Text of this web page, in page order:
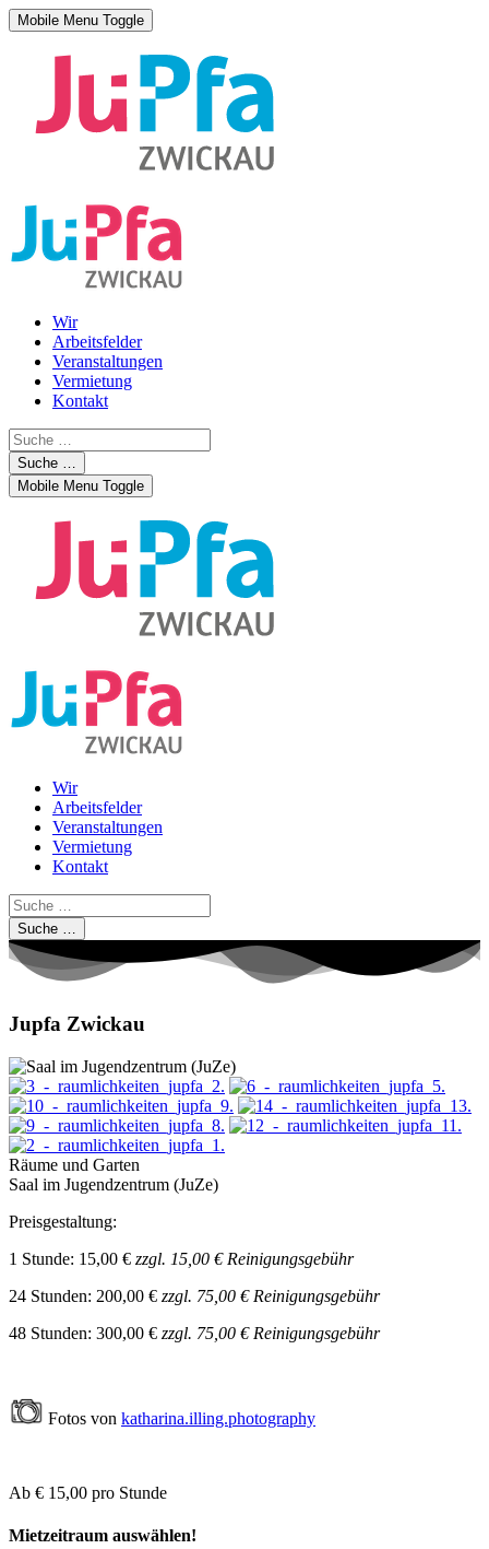
Mobile Menu Toggle
Wir
Arbeitsfelder
Veranstaltungen
Vermietung
Kontakt
Suche …
Mobile Menu Toggle
Wir
Arbeitsfelder
Veranstaltungen
Vermietung
Kontakt
Suche …
Jupfa Zwickau
Räume und Garten
Saal im Jugendzentrum (JuZe)
Preisgestaltung:
1 Stunde: 15,00 € zzgl. 15,00 € Reinigungsgebühr
24 Stunden: 200,00 € zzgl. 75,00 € Reinigungsgebühr
48 Stunden: 300,00 € zzgl. 75,00 € Reinigungsgebühr
Fotos von katharina.illing.photography
Ab € 15,00 pro Stunde
Mietzeitraum auswählen!